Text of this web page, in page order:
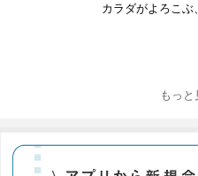
カラダがよろこぶ
もっと